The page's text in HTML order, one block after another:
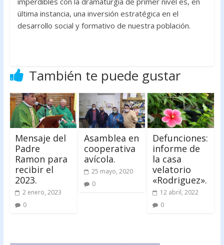
última instancia, una inversión estratégica en el
desarrollo social y formativo de nuestra población.
También te puede gustar
Mensaje del
Padre
Ramon para
recibir el
2023.
2 enero, 2023
0
Asamblea en
cooperativa
avícola.
25 mayo, 2020
0
Defunciones:
informe de
la casa
velatorio
«Rodriguez».
12 abril, 2022
0